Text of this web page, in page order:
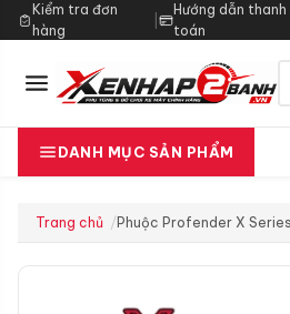
Kiểm tra đơn
hàng
|
Hướng dẫn thanh
toán
DANH MỤC SẢN PHẨM
Trang chủ Phuộc Profender X